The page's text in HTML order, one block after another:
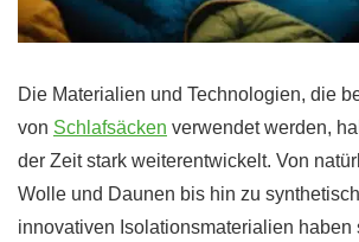
Die Materialien und Technologien, die
von Schlafsäcken verwendet werden,
der Zeit stark weiterentwickelt. Von
Wolle und Daunen bis hin zu
innovativen Isolationsmaterialien haben